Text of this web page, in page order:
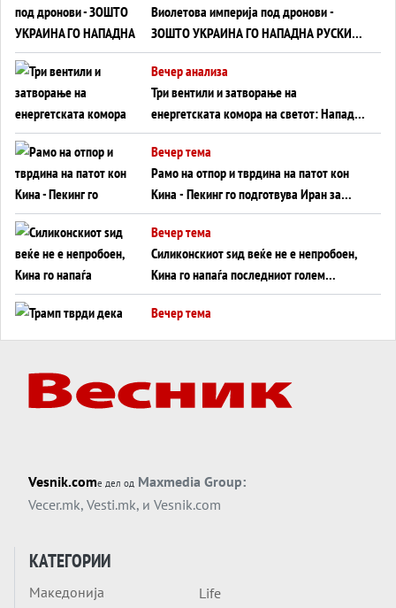
Виолетова империја под дронови -
ЗОШТО УКРАИНА ГО НАПАДНА РУСКИОТ
WILDBERRIES
Вечер анализа
Три вентили и затворање на
енергетската комора на светот: Нападот
во Суец најавува глобален енергетски
инфаркт?
Вечер тема
Рамо на отпор и тврдина на патот кон
Кина - Пекинг го подготвува Иран за
американска копнена инвазија
Вечер тема
Силиконскиот ѕид веќе не е непробоен,
Кина го напаѓа последниот голем
монопол на Западот?
Вечер тема
Вечер тема
ДЛАБОКО УДОЛУ: Сметководствените
Вечер тема
АТОМСКО ДОМИНО НА БЛИСКИОТ
ИСТОК
Обвинувањето кон Русија го поврзува
Vesnik.comе дел од Maxmedia Group:
Vecer.mk, Vesti.mk, и Vesnik.com
КАТЕГОРИИ
Македонија
Life